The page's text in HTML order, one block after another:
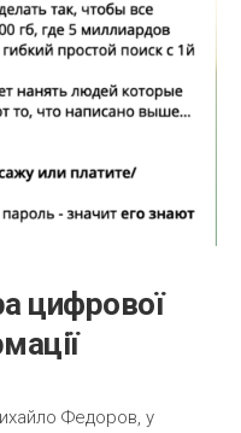
цифрової
Федоров, у